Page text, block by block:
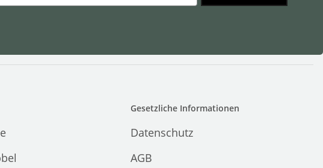
Gesetzliche Informationen
Datenschutz
AGB